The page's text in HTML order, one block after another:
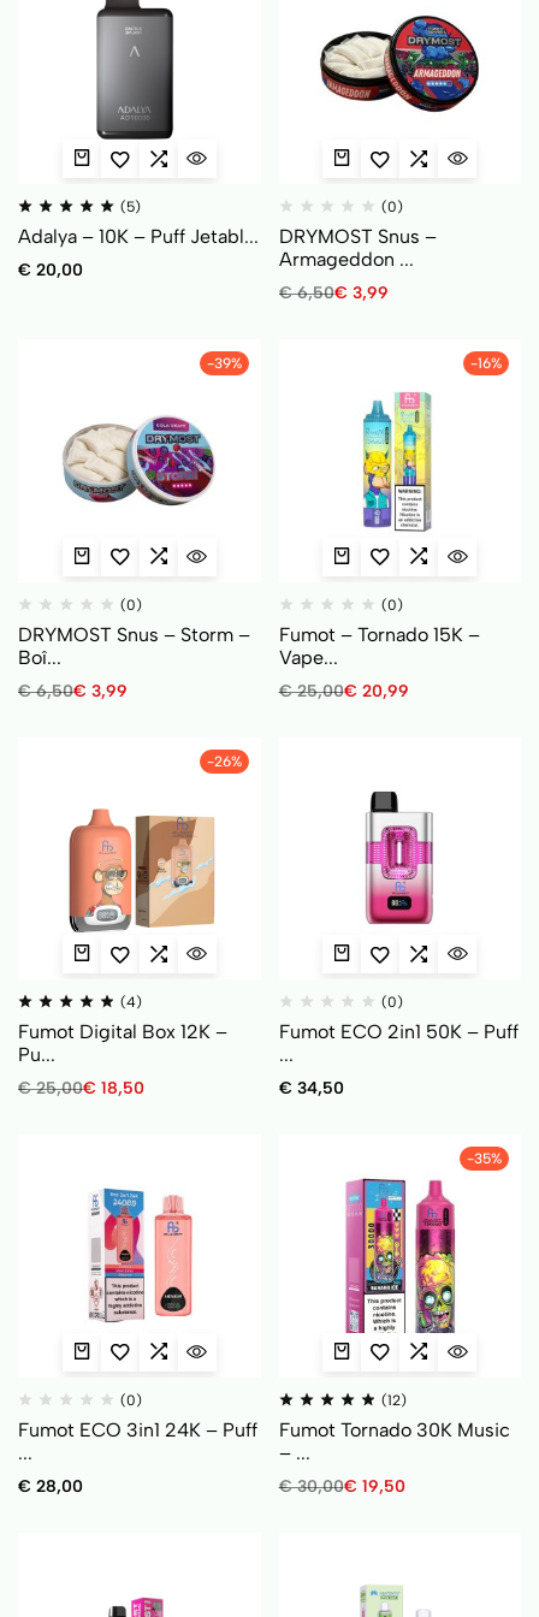
(5)
Adalya – 10K – Puff Jetabl...
€ 20,00
(0)
DRYMOST Snus –
Armageddon ...
€6,50€ 3,99
-39%
(0)
DRYMOST Snus – Storm –
Boî...
€6,50€ 3,99
-16%
(0)
Fumot – Tornado 15K –
Vape...
€25,00€ 20,99
-26%
(4)
Fumot Digital Box 12K –
Pu...
€25,00€ 18,50
(0)
Fumot ECO 2in1 50K – Puff
...
€ 34,50
(0)
Fumot ECO 3in1 24K – Puff
...
€ 28,00
-35%
(12)
Fumot Tornado 30K Music
– ...
€30,00€ 19,50